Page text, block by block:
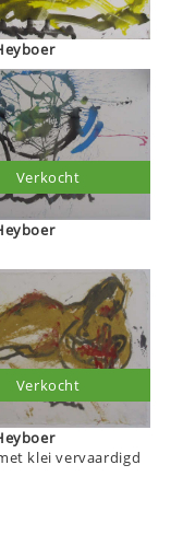
Heyboer
Heyboer
Verkocht
Heyboer
klei vervaardigd
Verkocht